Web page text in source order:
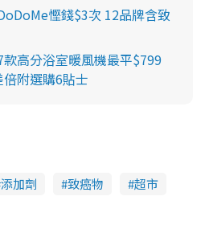
慳錢$3次 12品牌含致
高分浴室暖風機最平$799
附選購6貼士
添加劑 致癌物
超市